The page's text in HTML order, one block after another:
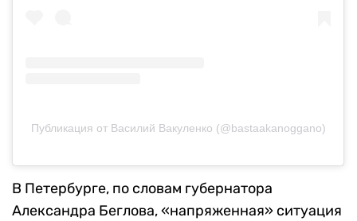
Публикация от Василий Вакуленко (@bastaakanoggano)
В Петербурге, по словам губернатора
Александра Беглова, «напряженная» ситуация